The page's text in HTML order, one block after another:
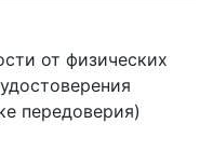
от физических
передоверия)